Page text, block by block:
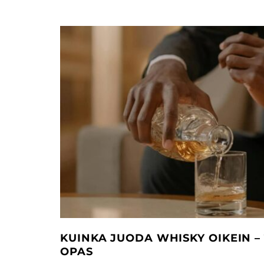
KUINKA JUODA WHISKY OIKEIN –
OPAS